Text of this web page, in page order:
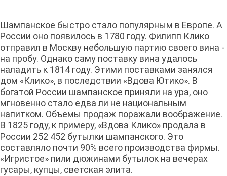
Шампанское быстро стало популярным в Европе. А
России оно появилось в 1780 году. Филипп Клико
отправил в Москву небольшую партию своего вина -
на пробу. Однако саму поставку вина удалось
наладить к 1814 году. Этими поставками занялся
дом «Клико», в последствии «Вдова Ютико». В
богатой России шампанское приняли на ура, оно
мгновенно стало едва ли не национальным
напитком. Объемы продаж поражали воображение.
В 1825 году, к примеру, «Вдова Клико» продала в
России 252 452 бутылки шампанского. Это
составляло почти 90% всего производства фирмы.
«Игристое» пили дюжинами бутылок на вечерах
гусары, купцы, светская элита.